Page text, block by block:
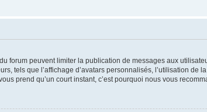
forum peuvent limiter la publication de messages aux
tels que l’affichage d’avatars personnalisés, l’utilisation de
prend qu’un court instant, c’est pourquoi nous vous